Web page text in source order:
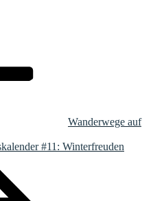
Wanderwege auf
#11: Winterfreuden